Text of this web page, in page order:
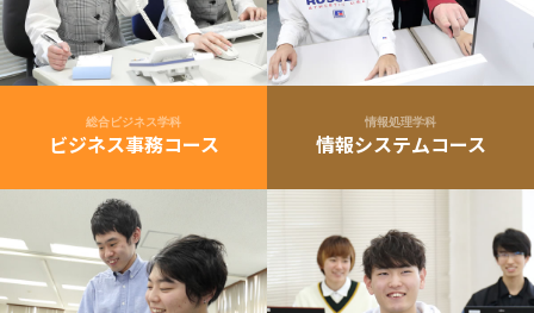
総合ビジネス学科
ビジネス事務コース
情報処理学科
情報システムコース